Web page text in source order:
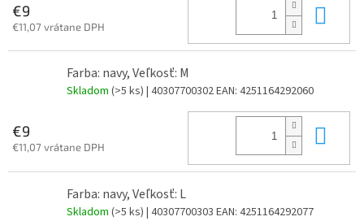
€9
€11,07 vrátane DPH
Farba: navy, Veľkosť: M
Skladom (>5 ks) | 40307700302EAN: 4251164292060
€9
€11,07 vrátane DPH
Farba: navy, Veľkosť: L
Skladom (>5 ks) | 40307700303 EAN: 4251164292077